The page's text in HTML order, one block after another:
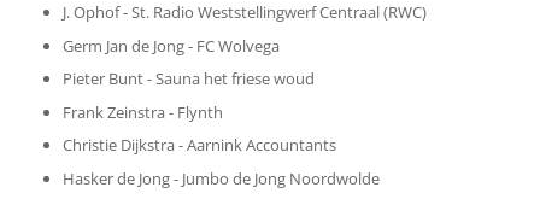
J. Ophof - St. Radio Weststellingwerf Centraal (RWC)
Germ Jan de Jong - FC Wolvega
Pieter Bunt - Sauna het friese woud
Frank Zeinstra - Flynth
Christie Dijkstra - Aarnink Accountants
Hasker de Jong - Jumbo de Jong Noordwolde